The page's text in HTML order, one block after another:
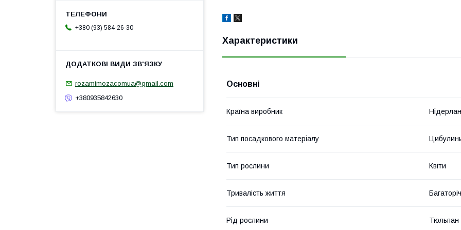
Характеристики
Основні
Країна виробник
Тип посадкового матеріалу
Тип рослини Квіти
Тривалість життя
Рід рослини Тюльпан
+380 (93) 584-26-30
rozamimozacomua@gmail.com
+380935842630